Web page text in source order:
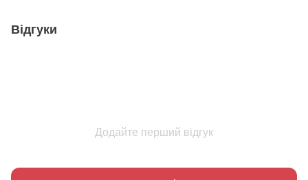
Відгуки
Додайте перший відгук